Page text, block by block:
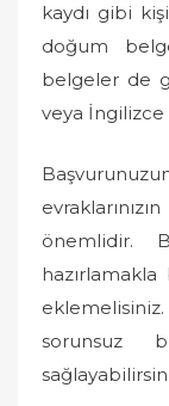
kaydı gibi
doğum
belgeler de
veya
önemlidir.
sorunsuz